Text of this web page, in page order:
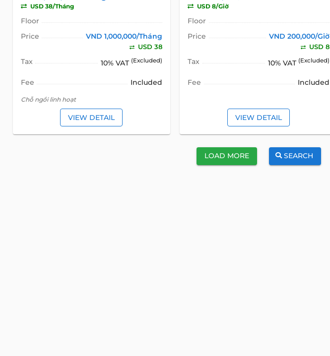
USD 38/Tháng
Floor
Price
VND 1,000,000/Tháng
USD 38
Tax 10% VAT (Excluded)
Fee Included
Chỗ ngồi linh hoạt
VIEW DETAIL
USD 8/Giờ
Floor
Price
VND 200,000/Giờ
USD 8
Tax 10% VAT (Excluded)
Fee Included
VIEW DETAIL
LOAD MORE SEARCH